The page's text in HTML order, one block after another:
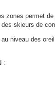
zones permet
skieurs de
niveau des
: